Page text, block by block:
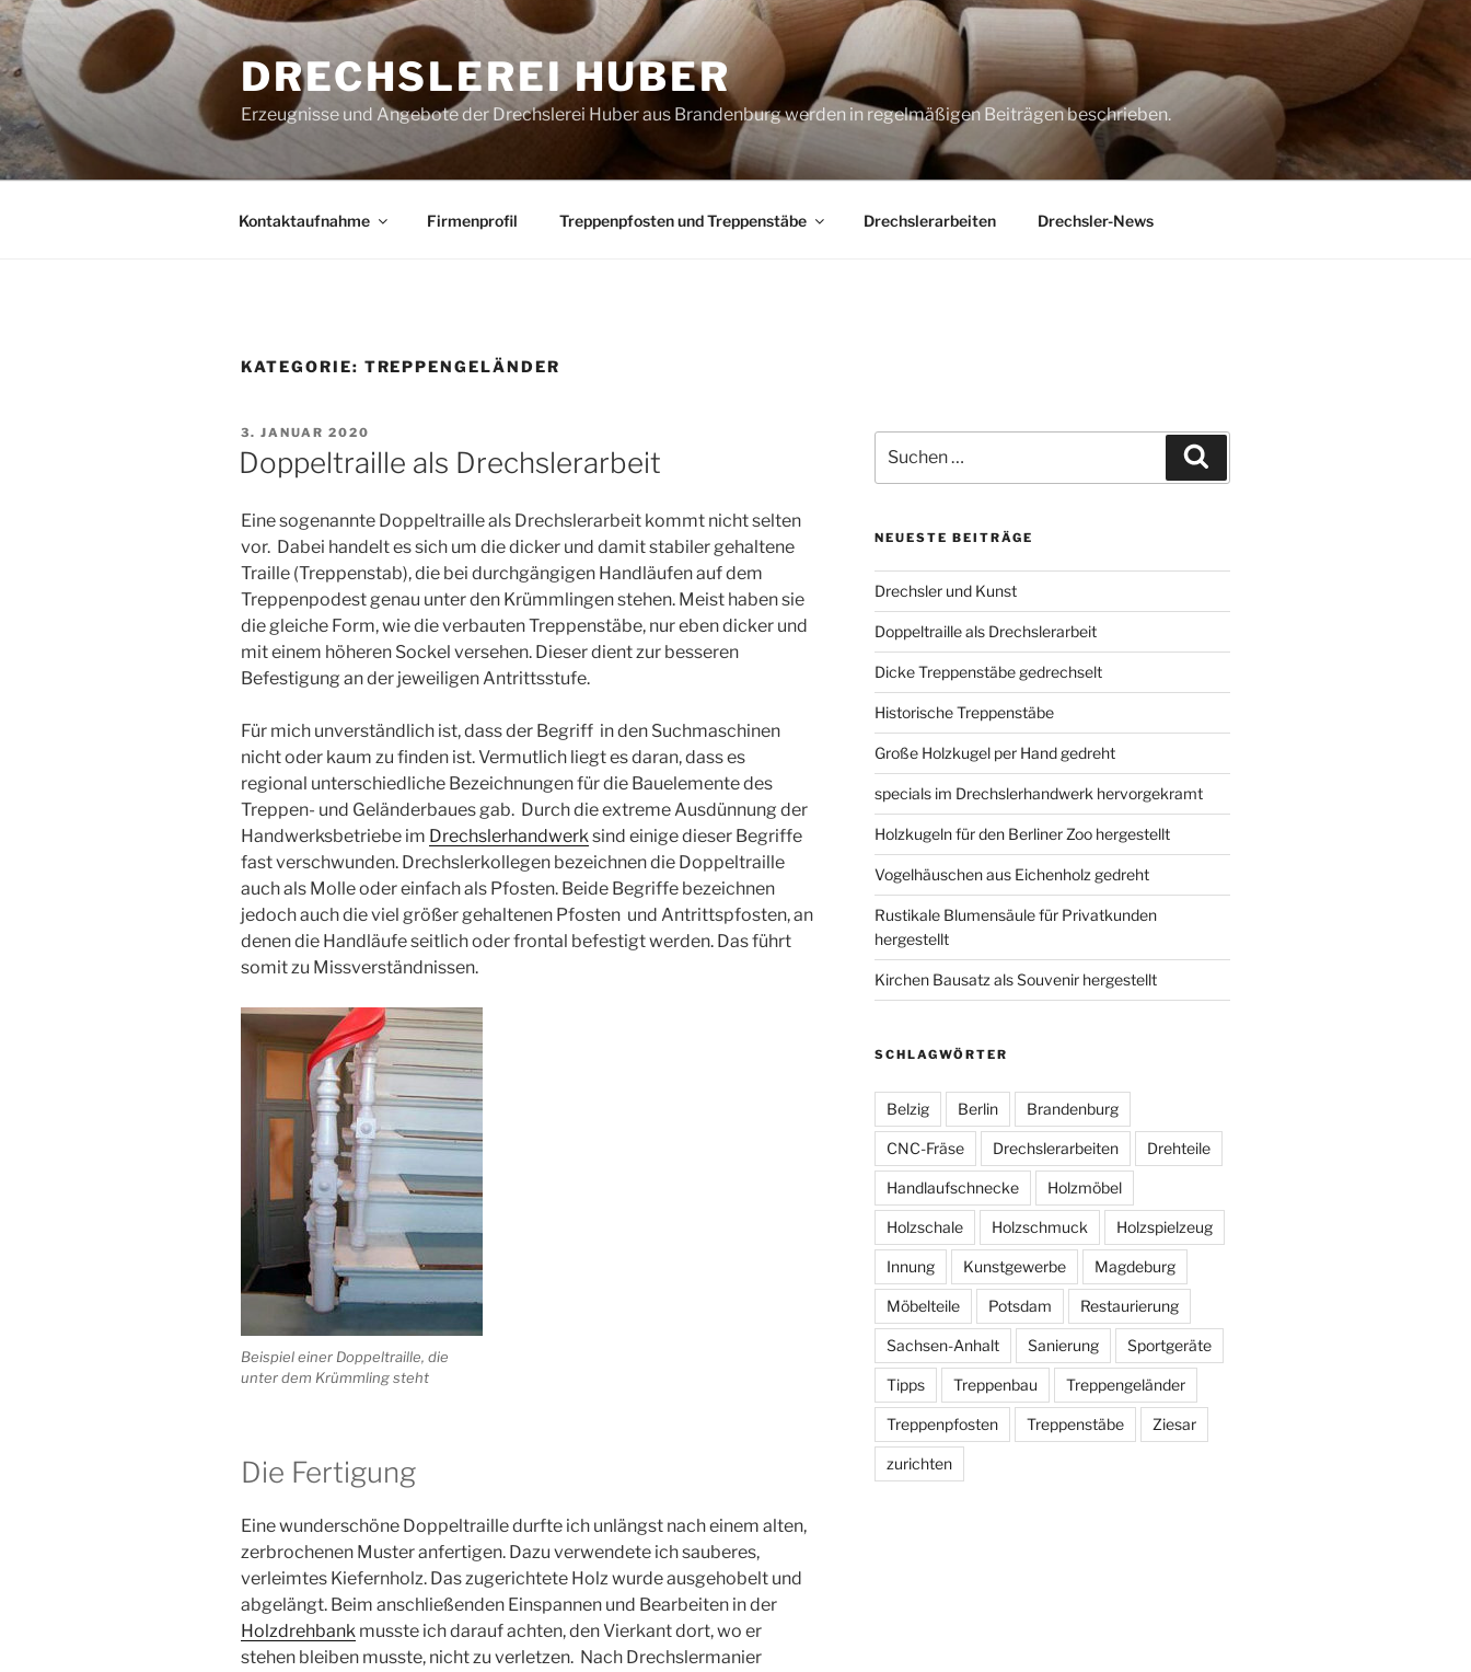
Zum
Inhalt
springen
DRECHSLEREI HUBER
Erzeugnisse und Angebote der Drechslerei Huber aus Brandenburg werden in regelmäßigen Beiträgen beschrieben.
Kontaktaufnahme Firmenprofil Treppenpfosten und Treppenstäbe Drechslerarbeiten Drechsler-News
KATEGORIE: TREPPENGELÄNDER
VERÖFFENTLICHT
AM
3. JANUAR 2020
Doppeltraille als Drechslerarbeit
Eine sogenannte Doppeltraille als Drechslerarbeit kommt nicht selten
vor. Dabei handelt es sich um die dicker und damit stabiler gehaltene
Traille (Treppenstab), die bei durchgängigen Handläufen auf dem
Treppenpodest genau unter den Krümmlingen stehen. Meist haben sie
die gleiche Form, wie die verbauten Treppenstäbe, nur eben dicker und
mit einem höheren Sockel versehen. Dieser dient zur besseren
Befestigung an der jeweiligen Antrittsstufe.
Für mich unverständlich ist, dass der Begriff in den Suchmaschinen
nicht oder kaum zu finden ist. Vermutlich liegt es daran, dass es
regional unterschiedliche Bezeichnungen für die Bauelemente des
Treppen- und Geländerbaues gab. Durch die extreme Ausdünnung der
Handwerksbetriebe im Drechslerhandwerk sind einige dieser Begriffe
fast verschwunden. Drechslerkollegen bezeichnen die Doppeltraille
auch als Molle oder einfach als Pfosten. Beide Begriffe bezeichnen
jedoch auch die viel größer gehaltenen Pfosten und Antrittspfosten, an
denen die Handläufe seitlich oder frontal befestigt werden. Das führt
somit zu Missverständnissen.
Beispiel einer Doppeltraille, die
unter dem Krümmling steht
Die Fertigung
Eine wunderschöne Doppeltraille durfte ich unlängst nach einem alten,
zerbrochenen Muster anfertigen. Dazu verwendete ich sauberes,
verleimtes Kiefernholz. Das zugerichtete Holz wurde ausgehobelt und
abgelängt. Beim anschließenden Einspannen und Bearbeiten in der
Holzdrehbank musste ich darauf achten, den Vierkant dort, wo er
stehen bleiben musste, nicht zu verletzen. Nach Drechslermanier
nach:
NEUESTE BEITRÄGE
Drechsler und Kunst
Doppeltraille als Drechslerarbeit
Dicke Treppenstäbe gedrechselt
Historische Treppenstäbe
Große Holzkugel per Hand gedreht
specials im Drechslerhandwerk hervorgekramt
Holzkugeln für den Berliner Zoo hergestellt
Vogelhäuschen aus Eichenholz gedreht
Rustikale Blumensäule für Privatkunden
hergestellt
Kirchen Bausatz als Souvenir hergestellt
SCHLAGWÖRTER
Belzig Berlin Brandenburg
CNC-Fräse Drechslerarbeiten Drehteile
Handlaufschnecke Holzmöbel
Holzschale Holzschmuck Holzspielzeug
Innung Kunstgewerbe Magdeburg
Möbelteile Potsdam Restaurierung
Sachsen-Anhalt Sanierung Sportgeräte
Tipps Treppenbau Treppengeländer
Treppenpfosten Treppenstäbe Ziesar
zurichten